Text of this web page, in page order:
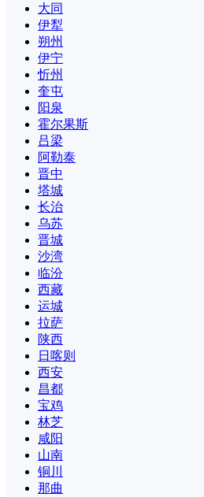
大同
伊犁
朔州
伊宁
忻州
奎屯
阳泉
霍尔果斯
吕梁
阿勒泰
晋中
塔城
长治
乌苏
晋城
沙湾
临汾
西藏
运城
拉萨
陕西
日喀则
西安
昌都
宝鸡
林芝
咸阳
山南
铜川
那曲